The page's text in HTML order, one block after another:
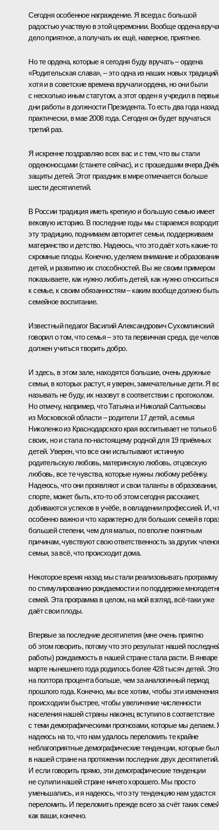
Сегодня особенное награждение. Я всегда с большой
радостью участвую в этой церемонии. Вообще ордена
дело приятное, а получать их ещё, наверное, приятнее.
Но те ордена, которые я сегодня буду вручать – ордена
«Родительская слава», – это одна из наших новых
хотя и в советские времена вручали ордена, но они были
с несколько иным статутом, а этот орден я учредил в
дни работы в должности Президента. То есть два года назад
практически, в мае 2008 года. Сегодня он будет вручаться
третий раз.
Я искренне поздравляю всех вас и с тем, что вы стали
орденоносцами (станете сейчас), и с прошедшим вчера
защиты детей. Этот праздник в мире отмечается больше
шести десятилетий.
В России традиция иметь крепкую и большую семью имеет
вековую историю. В последние годы мы стараемся
эту традицию, поднимаем авторитет семьи, поддерживаем
материнство и детство. Надеюсь, что это даёт хоть какие‑то
скромные плоды. Конечно, уделяем внимание и
детей, и развитию их способностей. Вы же своим примером
показываете, как нужно любить детей, как нужно относиться
к семье, к своим обязанностям – каким вообще должно быть
семейное воспитание.
Известный педагог Василий Александрович Сухомлинский
говорил о том, что семья – это та первичная среда, где
должен учиться творить добро.
И здесь, в этом зале, находятся большие, очень дружные
семьи, в которых растут, я уверен, замечательные дети. Я
называть не буду, их назовут в соответствии с протоколом.
Но отмечу, например, что Татьяна и Николай Салтыковы
из Московской области – родители 17 детей, а семья
Николенко из Краснодарского края воспитывает не только 6
своих, но и стала по‑настоящему родной для 19 приёмных
детей. Уверен, что все они испытывают истинную
родительскую любовь, материнскую любовь, отцовскую
любовь, все те чувства, которые нужны любому ребёнку.
Надеюсь, что они проявляют и свои таланты в образовании,
спорте, может быть, кто‑то об этом сегодня расскажет,
добиваются успехов в учёбе, в овладении профессией. И,
особенно важно и что характерно для больших семей в
большей степени, чем для малых, по вполне понятным
причинам, чувствуют свою ответственность за других
семьи, за всё, что происходит дома.
Некоторое время назад мы стали реализовывать программу
по стимулированию рождаемости и по поддержке
семей. Эта программа в целом, на мой взгляд, всё‑таки уже
даёт свои плоды.
Впервые за последние десятилетия (мне очень приятно
об этом говорить, потому что это результат нашей
работы) рождаемость в нашей стране стала расти. В январе
марте нынешнего года родилось более 428 тысяч детей. Это
на полтора процента больше, чем за аналогичный период
прошлого года. Конечно, мы все хотим, чтобы эти изменения
происходили быстрее, чтобы увеличение численности
населения нашей страны наконец вступило в соответствие
с теми демографическими прогнозами, которые мы делаем.
надеюсь на то, что нам удалось переломить те крайне
неблагоприятные демографические тенденции, которые
в нашей стране на протяжении последних двух десятилетий.
И если говорить прямо, эти демографические тенденции
не сулили нашей стране ничего хорошего. Мы просто
уменьшались, и я надеюсь, что эту тенденцию нам удастся
переломить. И переломить прежде всего за счёт таких
как ваши, конечно.